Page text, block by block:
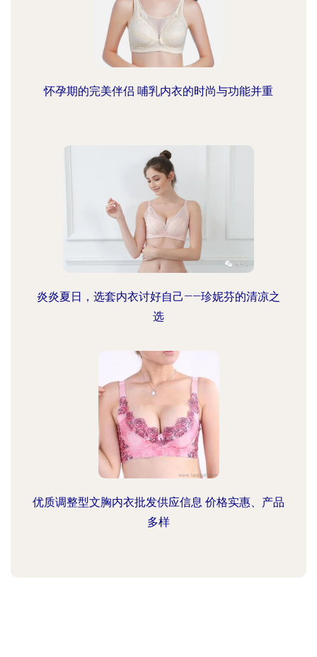
怀孕期的完美伴侣 哺乳内衣的时尚与功能并重
炎炎夏日，选套内衣讨好自己——珍妮芬的清凉之
选
优质调整型文胸内衣批发供应信息 价格实惠、产品
多样